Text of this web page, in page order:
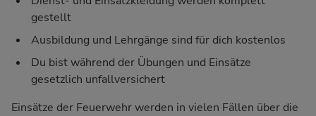
gestellt
Ausbildung und Lehrgänge sind für dich kostenlos
Du bist während der Übungen und Einsätze
gesetzlich unfallversichert
Einsätze der Feuerwehr werden in vielen Fällen über die